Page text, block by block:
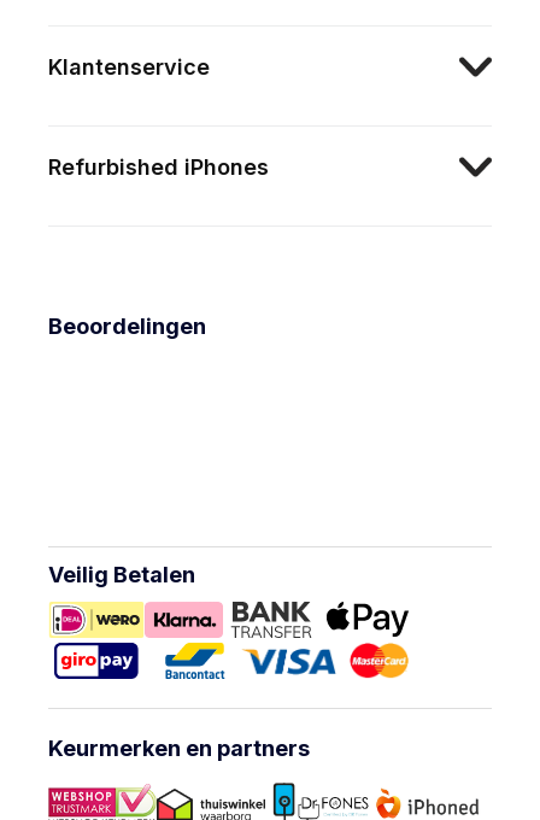
Klantenservice
Refurbished iPhones
Beoordelingen
Veilig Betalen
Keurmerken en partners